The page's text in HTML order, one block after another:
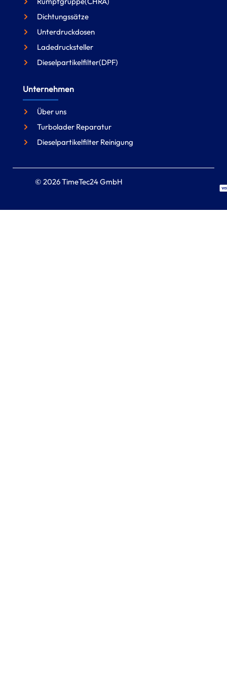
Dichtungssätze
Unterdruckdosen
Ladedrucksteller
Dieselpartikelfilter(DPF)
Unternehmen
Über uns
Turbolader Reparatur
Dieselpartikelfilter Reinigung
© 2026 TimeTec24 GmbH